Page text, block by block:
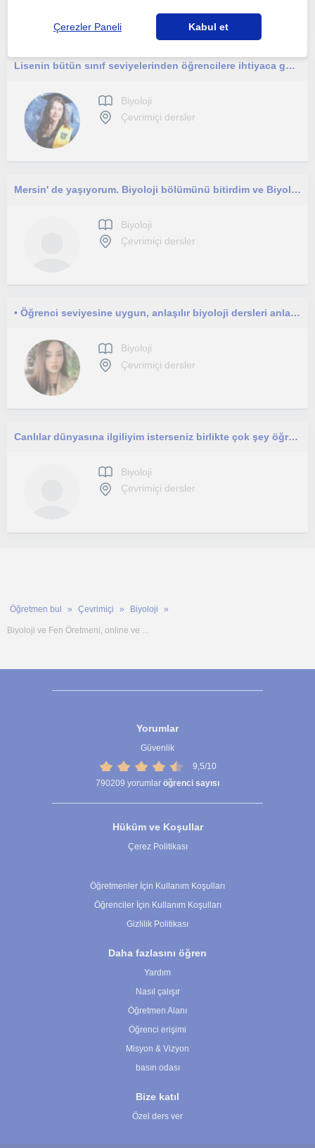
Lisenin bütün sınıf seviyelerinden öğrencilere ihtiyaca göre yazılı sınavlar için ya da YKS sınavı için ders anlatmaya uygunum.
Biyoloji
Çevrimiçi dersler
Mersin' de yaşıyorum. Biyoloji bölümünü bitirdim ve Biyolojiyi başta YKS öğrencileri olmak üzere herkese öğretmeyi isterim.
Biyoloji
Çevrimiçi dersler
• Öğrenci seviyesine uygun, anlaşılır biyoloji dersleri anlatıyorum
Biyoloji
Çevrimiçi dersler
Canlılar dünyasına ilgiliyim isterseniz birlikte çok şey öğrenebiliriz.
Biyoloji
Çevrimiçi dersler
Öğretmen bul Çevrimiçi Biyoloji
Biyoloji ve Fen Öretmeni, online ve ...
Yorumlar
Güvenlik
9,5/10
790209 yorumlar öğrenci sayısı
Hüküm ve Koşullar
Çerez Politikası
Öğretmenler İçin Kullanım Koşulları
Öğrenciler İçin Kullanım Koşulları
Gizlilik Politikası
Daha fazlasını öğren
Yardım
Nasıl çalışır
Öğretmen Alanı
Öğrenci erişimi
Misyon & Vizyon
basın odası
Bize katıl
Özel ders ver
Çerezler Paneli Kabul et